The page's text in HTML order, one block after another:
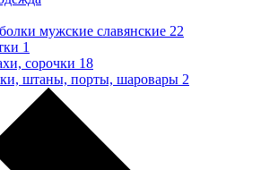
мужские славянские 22
1
сорочки 18
штаны, порты, шаровары 2